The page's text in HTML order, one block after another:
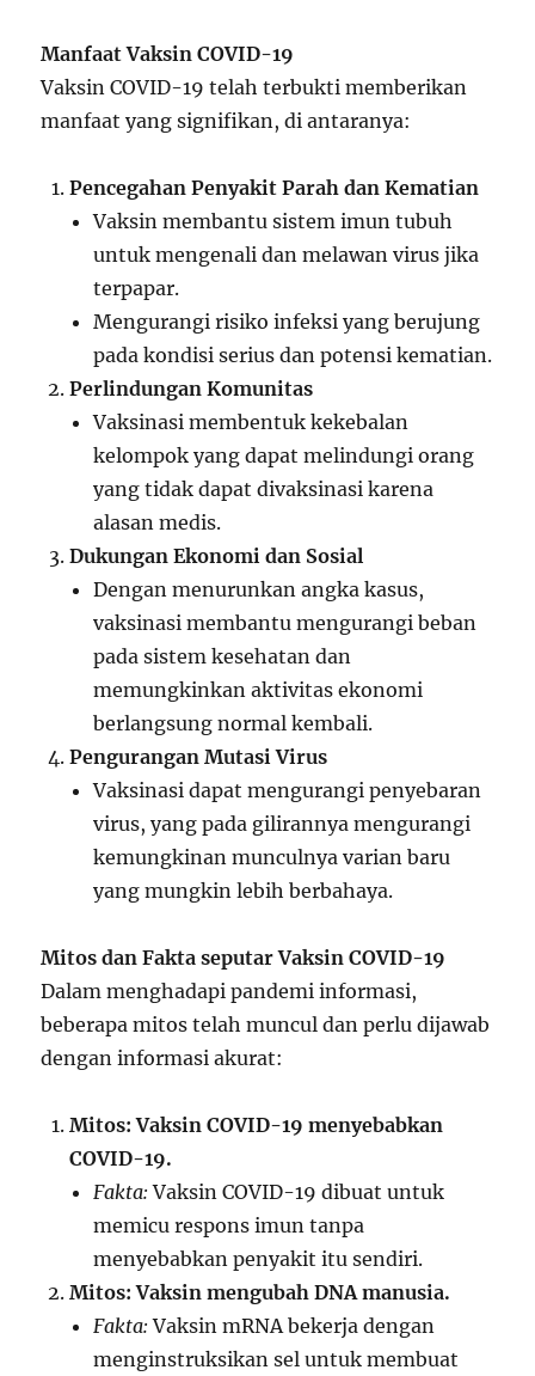
Manfaat Vaksin COVID-19
Vaksin COVID-19 telah terbukti memberikan
manfaat yang signifikan, di antaranya:
Pencegahan Penyakit Parah dan Kematian
Vaksin membantu sistem imun tubuh
untuk mengenali dan melawan virus jika
terpapar.
Mengurangi risiko infeksi yang berujung
pada kondisi serius dan potensi kematian.
Perlindungan Komunitas
Vaksinasi membentuk kekebalan
kelompok yang dapat melindungi orang
yang tidak dapat divaksinasi karena
alasan medis.
Dukungan Ekonomi dan Sosial
Dengan menurunkan angka kasus,
vaksinasi membantu mengurangi beban
pada sistem kesehatan dan
memungkinkan aktivitas ekonomi
berlangsung normal kembali.
Pengurangan Mutasi Virus
Vaksinasi dapat mengurangi penyebaran
virus, yang pada gilirannya mengurangi
kemungkinan munculnya varian baru
yang mungkin lebih berbahaya.
Mitos dan Fakta seputar Vaksin COVID-19
Dalam menghadapi pandemi informasi,
beberapa mitos telah muncul dan perlu dijawab
dengan informasi akurat:
Mitos: Vaksin COVID-19 menyebabkan
COVID-19.
Fakta: Vaksin COVID-19 dibuat untuk
memicu respons imun tanpa
menyebabkan penyakit itu sendiri.
Mitos: Vaksin mengubah DNA manusia.
Fakta: Vaksin mRNA bekerja dengan
menginstruksikan sel untuk membuat